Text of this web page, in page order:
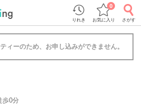
りれき お気に入り
0
さがす
ィーのため、お申し込みができません。
歩0分